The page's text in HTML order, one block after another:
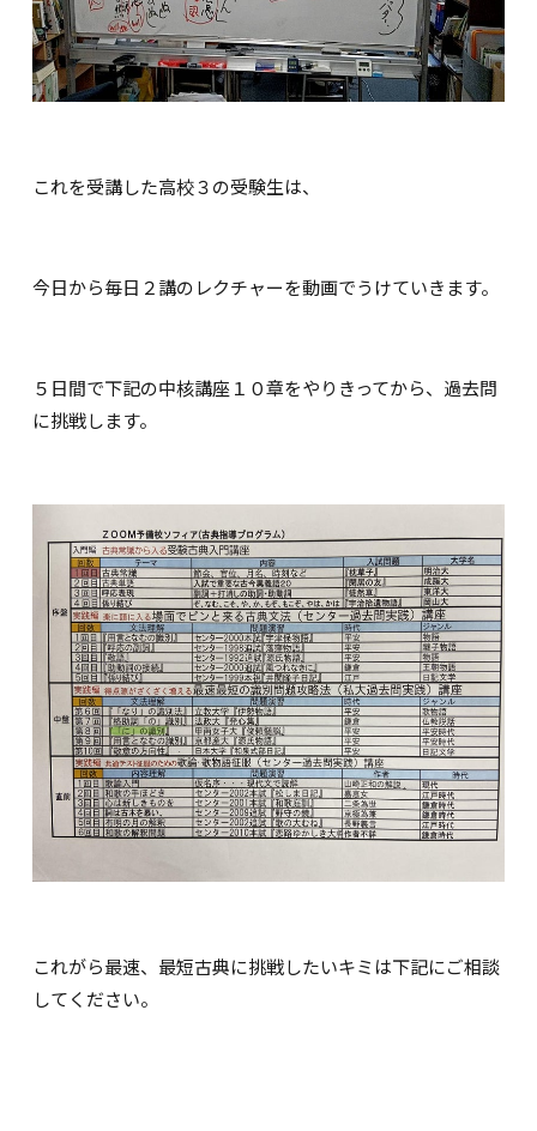
これを受講した高校３の受験生は、
今日から毎日２講のレクチャーを動画でうけていきます。
５日間で下記の中核講座１０章をやりきってから、過去問
に挑戦します。
これがら最速、最短古典に挑戦したいキミは下記にご相談
してください。